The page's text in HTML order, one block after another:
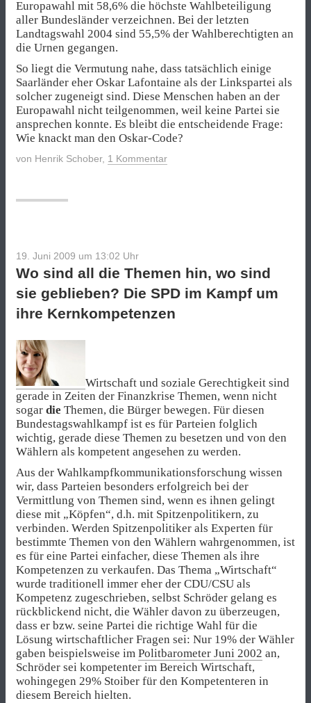
Europawahl mit 58,6% die höchste Wahlbeteiligung
aller Bundesländer verzeichnen. Bei der letzten
Landtagswahl 2004 sind 55,5% der Wahlberechtigten an
die Urnen gegangen.
So liegt die Vermutung nahe, dass tatsächlich einige
Saarländer eher Oskar Lafontaine als der Linkspartei als
solcher zugeneigt sind. Diese Menschen haben an der
Europawahl nicht teilgenommen, weil keine Partei sie
ansprechen konnte. Es bleibt die entscheidende Frage:
Wie knackt man den Oskar-Code?
von Henrik Schober, 1 Kommentar
19. Juni 2009 um 13:02 Uhr
Wo sind all die Themen hin, wo sind
sie geblieben? Die SPD im Kampf um
ihre Kernkompetenzen
Wirtschaft und soziale Gerechtigkeit sind
gerade in Zeiten der Finanzkrise Themen, wenn nicht
sogar die Themen, die Bürger bewegen. Für diesen
Bundestagswahlkampf ist es für Parteien folglich
wichtig, gerade diese Themen zu besetzen und von den
Wählern als kompetent angesehen zu werden.
Aus der Wahlkampfkommunikationsforschung wissen
wir, dass Parteien besonders erfolgreich bei der
Vermittlung von Themen sind, wenn es ihnen gelingt
diese mit „Köpfen“, d.h. mit Spitzenpolitikern, zu
verbinden. Werden Spitzenpolitiker als Experten für
bestimmte Themen von den Wählern wahrgenommen, ist
es für eine Partei einfacher, diese Themen als ihre
Kompetenzen zu verkaufen. Das Thema „Wirtschaft“
wurde traditionell immer eher der CDU/CSU als
Kompetenz zugeschrieben, selbst Schröder gelang es
rückblickend nicht, die Wähler davon zu überzeugen,
dass er bzw. seine Partei die richtige Wahl für die
Lösung wirtschaftlicher Fragen sei: Nur 19% der Wähler
gaben beispielsweise im Politbarometer Juni 2002 an,
Schröder sei kompetenter im Bereich Wirtschaft,
wohingegen 29% Stoiber für den Kompetenteren in
diesem Bereich hielten.